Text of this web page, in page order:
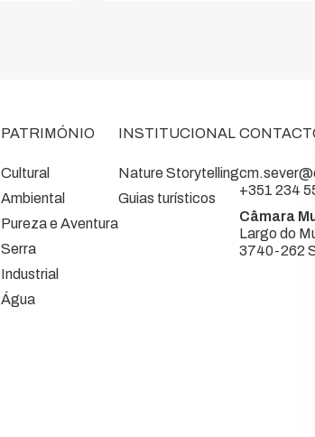
PATRIMÓNIO
Cultural
Ambiental
Pureza e Aventura
Serra
Industrial
Água
INSTITUCIONAL
Nature Storytelling
Guias turísticos
+351 234
Câmara
Largo do
3740-262